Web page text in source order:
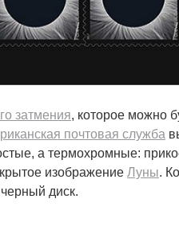
затмения, которое можно
почтовая служба
а термохромные:
изображение Луны.
диск.